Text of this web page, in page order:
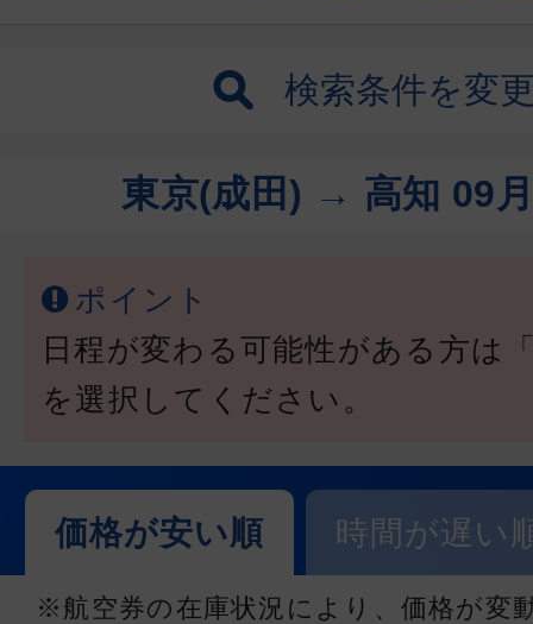
検索条件を変
東京(成田) → 高知 09
ポイント
日程が変わる可能性がある方は
を選択してください。
価格が安い順 時間が遅い
※航空券の在庫状況により、価格が変